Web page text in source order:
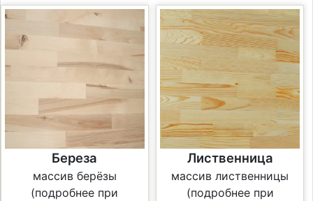
Береза
массив берёзы
(подробнее при
Лиственница
массив лиственницы
(подробнее при